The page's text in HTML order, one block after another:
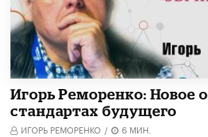
Игорь Реморенко: Новое
стандартах будущего
ИГОРЬ РЕМОРЕНКО / 6 МИН.